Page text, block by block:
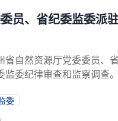
员、省纪委监委派
省自然资源厅党委委员、
监委纪律审查和监察调查
委